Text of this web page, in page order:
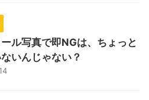
ル写真で即NGは、ちょっと
いんじゃない？